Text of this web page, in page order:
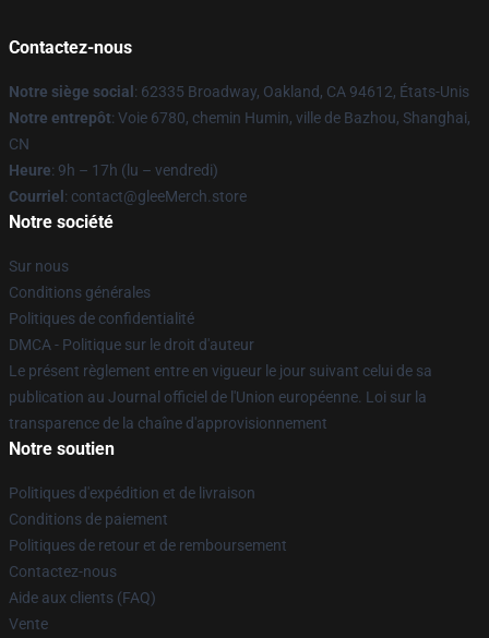
Contactez-nous
Notre siège social : 62335 Broadway, Oakland, CA 94612, États-Unis
Notre entrepôt: Voie 6780, chemin Humin, ville de Bazhou, Shanghai,
CN
Heure: 9h – 17h (lu – vendredi)
Courriel : contact@gleeMerch.store
Notre société
Sur nous
Conditions générales
Politiques de confidentialité
DMCA - Politique sur le droit d'auteur
Le présent règlement entre en vigueur le jour suivant celui de sa
publication au Journal officiel de l'Union européenne. Loi sur la
transparence de la chaîne d'approvisionnement
Notre soutien
Politiques d'expédition et de livraison
Conditions de paiement
Politiques de retour et de remboursement
Contactez-nous
Aide aux clients (FAQ)
Vente